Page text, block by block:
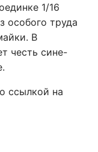
1/16
особого труда
В
честь сине-
ссылкой на